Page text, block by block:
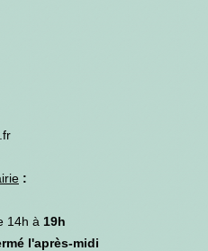
:
14h à 19h
l'après-midi